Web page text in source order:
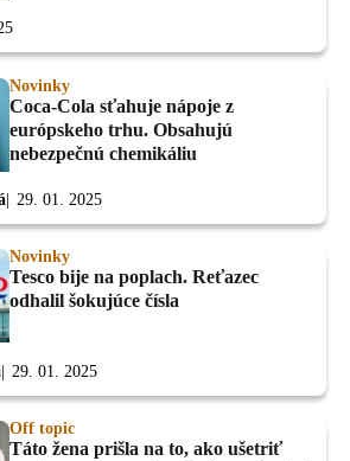
Novinky
Coca-Cola sťahuje nápoje z
európskeho trhu. Obsahujú
nebezpečnú chemikáliu
29. 01. 2025
Novinky
Tesco bije na poplach. Reťazec
odhalil šokujúce čísla
29. 01. 2025
Off topic
Táto žena prišla na to, ako ušetriť